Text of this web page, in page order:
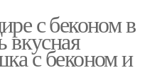
с беконом в
вкусная
с беконом и